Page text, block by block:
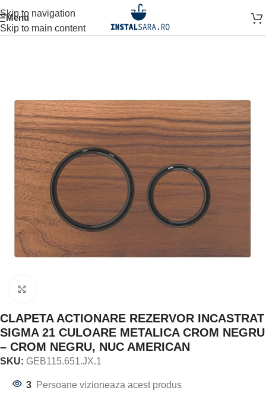
Skip to navigation
Skip to main content
MenuSISTEM INSTALARE SISTEME SI INSTALATII CLAPETA
CLAPETA ACTIONARE REZERVOR INCASTRAT
SIGMA 21 CULOARE METALICA CROM NEGRU
– CROM NEGRU, NUC AMERICAN
SKU: GEB115.651.JX.1
3 Persoane vizioneaza acest produs